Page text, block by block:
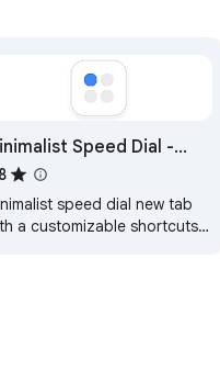
Speed Dial -
Tab Shortcuts
speed dial new tab
a customizable shortcuts